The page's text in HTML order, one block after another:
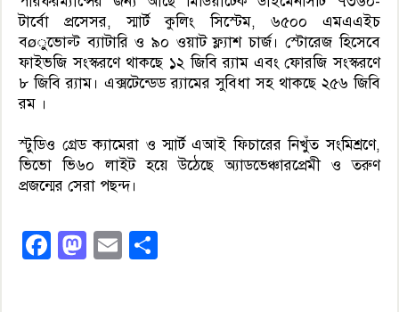
টার্বো প্রসেসর, স্মার্ট কুলিং সিস্টেম, ৬৫০০ এমএএইচ
বøুভোল্ট ব্যাটারি ও ৯০ ওয়াট ফ্ল্যাশ চার্জ। স্টোরেজ হিসেবে
ফাইভজি সংস্করণে থাকছে ১২ জিবি র‌্যাম এবং ফোরজি সংস্করণে
৮ জিবি র‌্যাম। এক্সটেন্ডেড র‌্যামের সুবিধা সহ থাকছে ২৫৬ জিবি
রম ।
স্টুডিও গ্রেড ক্যামেরা ও স্মার্ট এআই ফিচারের নিখুঁত সংমিশ্রণে,
ভিভো ভি৬০ লাইট হয়ে উঠেছে অ্যাডভেঞ্চারপ্রেমী ও তরুণ
প্রজন্মের সেরা পছন্দ।
Facebook
Mastodon
Email